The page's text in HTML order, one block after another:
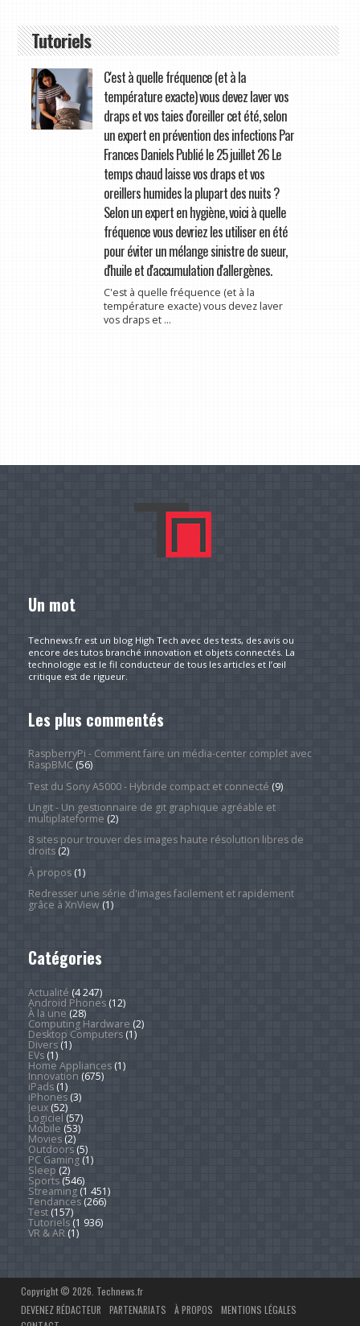
Tutoriels
C'est à quelle fréquence (et à la
température exacte) vous devez laver vos
draps et vos taies d'oreiller cet été, selon
un expert en prévention des infections Par
Frances Daniels Publié le 25 juillet 26 Le
temps chaud laisse vos draps et vos
oreillers humides la plupart des nuits ?
Selon un expert en hygiène, voici à quelle
fréquence vous devriez les utiliser en été
pour éviter un mélange sinistre de sueur,
d'huile et d'accumulation d'allergènes.
C'est à quelle fréquence (et à la
température exacte) vous devez laver
vos draps et ...
Un mot
Technews.fr est un blog High Tech avec des tests, des avis ou
encore des tutos branché innovation et objets connectés. La
technologie est le fil conducteur de tous les articles et l’œil
critique est de rigueur.
Les plus commentés
RaspberryPi - Comment faire un média-center complet avec
RaspBMC(56)
Test du Sony A5000 - Hybride compact et connecté (9)
Ungit - Un gestionnaire de git graphique agréable et
multiplateforme (2)
8 sites pour trouver des images haute résolution libres de
droits(2)
À propos(1)
Redresser une série d'images facilement et rapidement
grâce à XnView(1)
Catégories
Actualité (4 247)
Android Phones(12)
À la une (28)
Computing Hardware (2)
Desktop Computers(1)
Divers(1)
EVs(1)
Home Appliances(1)
Innovation (675)
iPads(1)
iPhones(3)
Jeux(52)
Logiciel (57)
Mobile (53)
Movies(2)
Outdoors(5)
PC Gaming(1)
Sleep (2)
Sports(546)
Streaming(1 451)
Tendances(266)
Test(157)
Tutoriels(1 936)
VR & AR(1)
Copyright © 2026. Technews.fr
DEVENEZ RÉDACTEUR
PARTENARIATS À PROPOS
MENTIONS LÉGALES